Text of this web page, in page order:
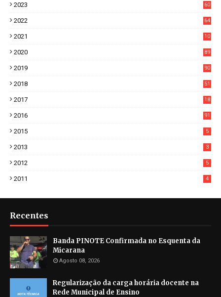
2023
60
2022
64
2021
10
2020
89
2019
90
2018
51
2017
18
2016 91
2015 5
2013 3
2012 5
2011 4
Recentes
Banda PINOTE Confirmada no Esquenta da
Micarana
Agosto 08, 2026
Regularização da carga horária docente na
Rede Municipal de Ensino